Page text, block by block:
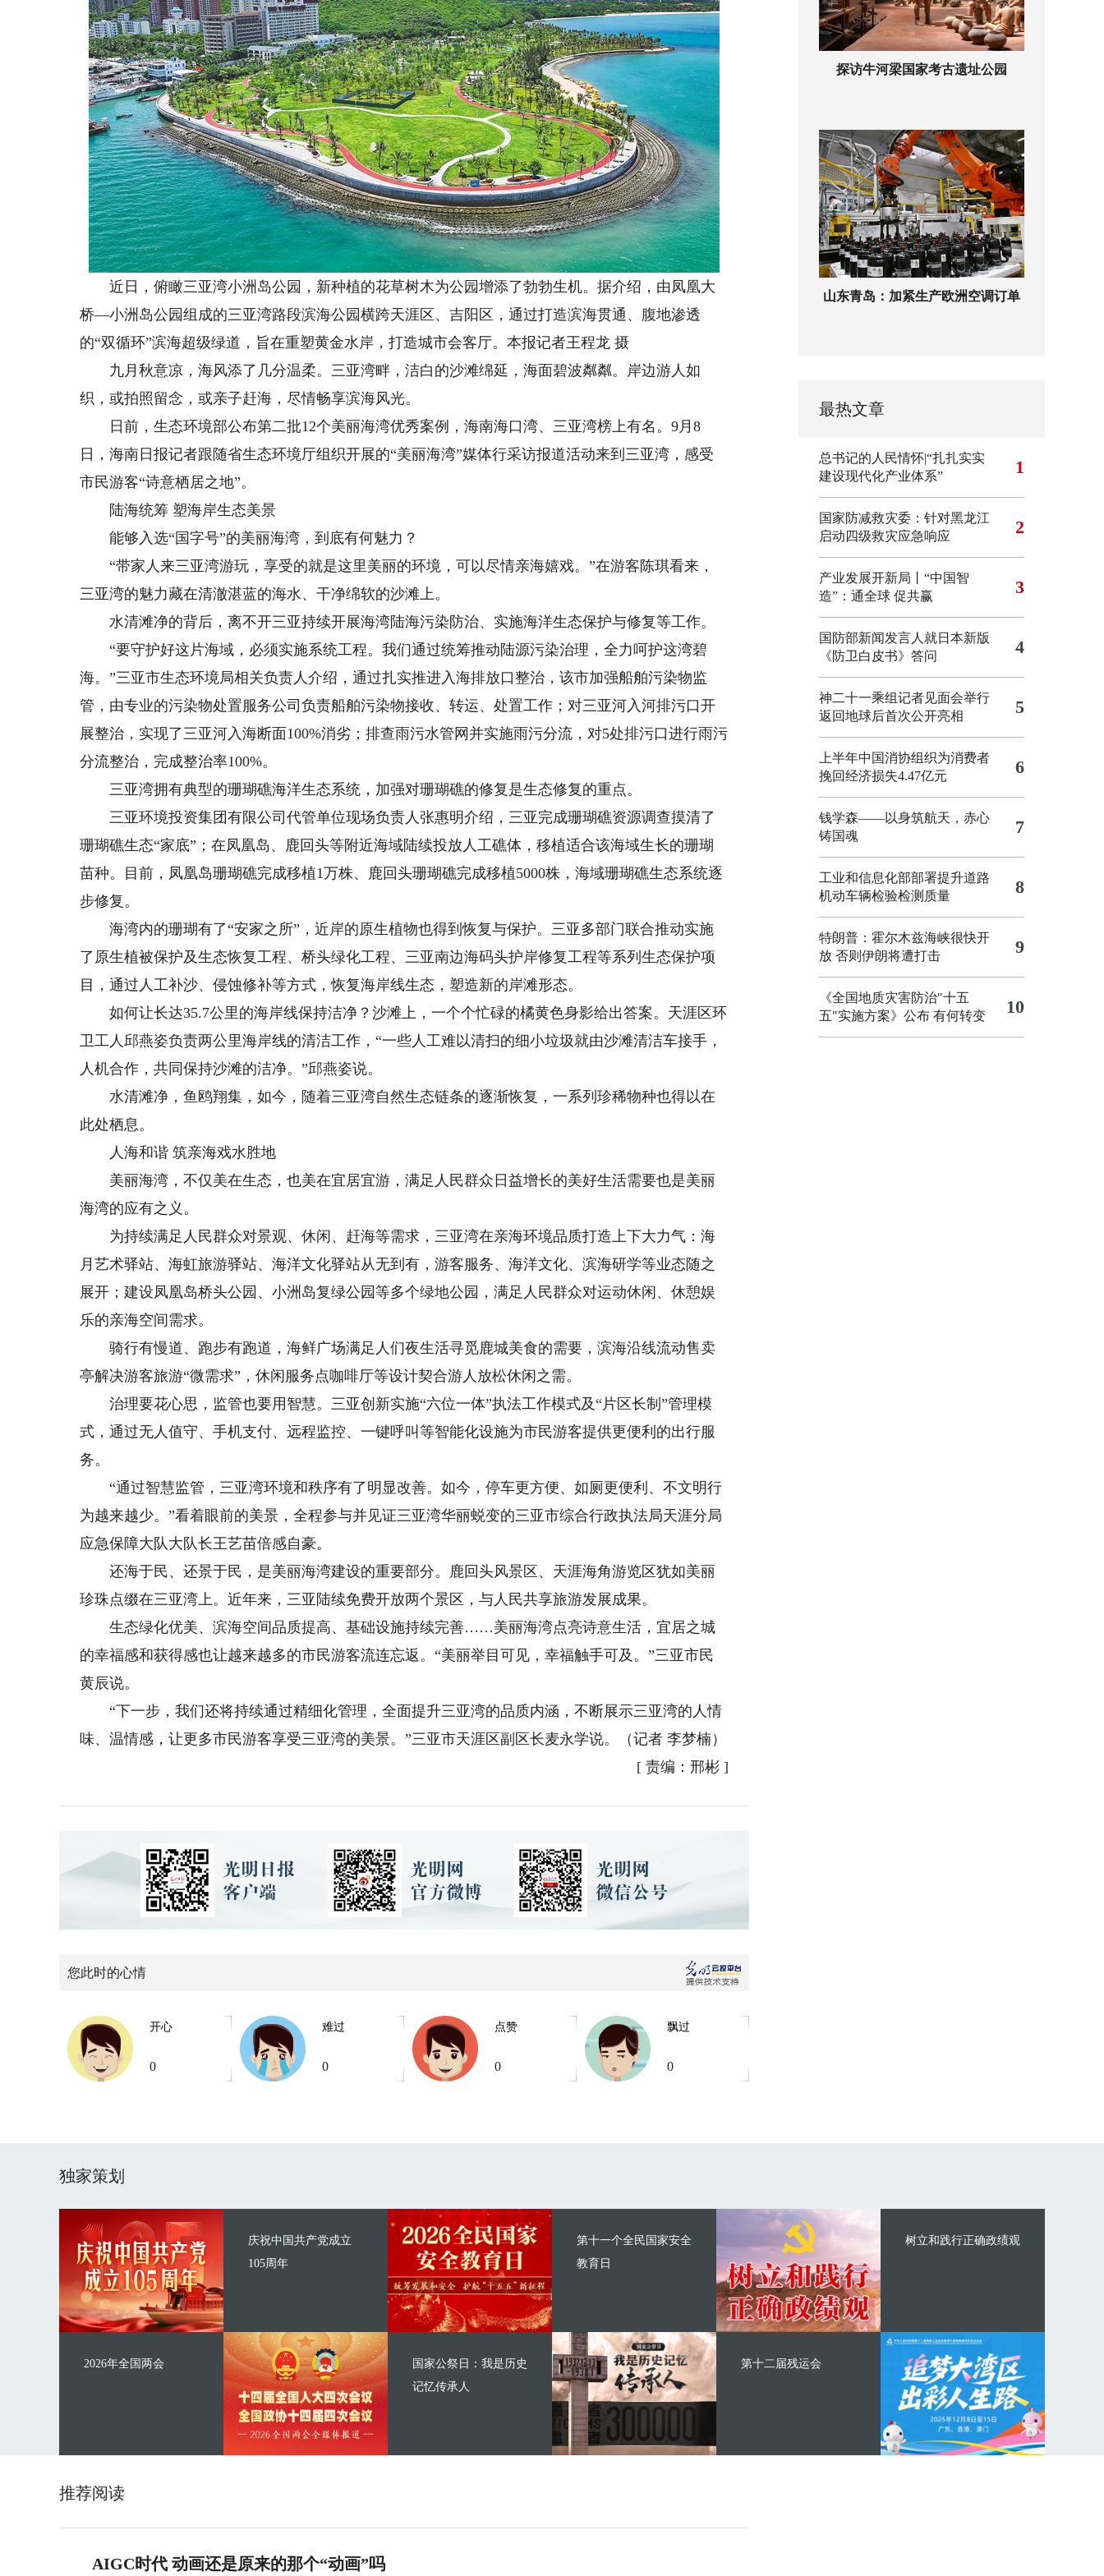
近日，俯瞰三亚湾小洲岛公园，新种植的花草树木为公园增添了勃勃生机。据介绍，由凤凰大
桥—小洲岛公园组成的三亚湾路段滨海公园横跨天涯区、吉阳区，通过打造滨海贯通、腹地渗透
的“双循环”滨海超级绿道，旨在重塑黄金水岸，打造城市会客厅。本报记者王程龙 摄
九月秋意凉，海风添了几分温柔。三亚湾畔，洁白的沙滩绵延，海面碧波粼粼。岸边游人如
织，或拍照留念，或亲子赶海，尽情畅享滨海风光。
日前，生态环境部公布第二批12个美丽海湾优秀案例，海南海口湾、三亚湾榜上有名。9月8
日，海南日报记者跟随省生态环境厅组织开展的“美丽海湾”媒体行采访报道活动来到三亚湾，感受
市民游客“诗意栖居之地”。
陆海统筹 塑海岸生态美景
能够入选“国字号”的美丽海湾，到底有何魅力？
“带家人来三亚湾游玩，享受的就是这里美丽的环境，可以尽情亲海嬉戏。”在游客陈琪看来，
三亚湾的魅力藏在清澈湛蓝的海水、干净绵软的沙滩上。
水清滩净的背后，离不开三亚持续开展海湾陆海污染防治、实施海洋生态保护与修复等工作。
“要守护好这片海域，必须实施系统工程。我们通过统筹推动陆源污染治理，全力呵护这湾碧
海。”三亚市生态环境局相关负责人介绍，通过扎实推进入海排放口整治，该市加强船舶污染物监
管，由专业的污染物处置服务公司负责船舶污染物接收、转运、处置工作；对三亚河入河排污口开
展整治，实现了三亚河入海断面100%消劣；排查雨污水管网并实施雨污分流，对5处排污口进行雨污
分流整治，完成整治率100%。
三亚湾拥有典型的珊瑚礁海洋生态系统，加强对珊瑚礁的修复是生态修复的重点。
三亚环境投资集团有限公司代管单位现场负责人张惠明介绍，三亚完成珊瑚礁资源调查摸清了
珊瑚礁生态“家底”；在凤凰岛、鹿回头等附近海域陆续投放人工礁体，移植适合该海域生长的珊瑚
苗种。目前，凤凰岛珊瑚礁完成移植1万株、鹿回头珊瑚礁完成移植5000株，海域珊瑚礁生态系统逐
步修复。
海湾内的珊瑚有了“安家之所”，近岸的原生植物也得到恢复与保护。三亚多部门联合推动实施
了原生植被保护及生态恢复工程、桥头绿化工程、三亚南边海码头护岸修复工程等系列生态保护项
目，通过人工补沙、侵蚀修补等方式，恢复海岸线生态，塑造新的岸滩形态。
如何让长达35.7公里的海岸线保持洁净？沙滩上，一个个忙碌的橘黄色身影给出答案。天涯区环
卫工人邱燕姿负责两公里海岸线的清洁工作，“一些人工难以清扫的细小垃圾就由沙滩清洁车接手，
人机合作，共同保持沙滩的洁净。”邱燕姿说。
水清滩净，鱼鸥翔集，如今，随着三亚湾自然生态链条的逐渐恢复，一系列珍稀物种也得以在
此处栖息。
人海和谐 筑亲海戏水胜地
美丽海湾，不仅美在生态，也美在宜居宜游，满足人民群众日益增长的美好生活需要也是美丽
海湾的应有之义。
为持续满足人民群众对景观、休闲、赶海等需求，三亚湾在亲海环境品质打造上下大力气：海
月艺术驿站、海虹旅游驿站、海洋文化驿站从无到有，游客服务、海洋文化、滨海研学等业态随之
展开；建设凤凰岛桥头公园、小洲岛复绿公园等多个绿地公园，满足人民群众对运动休闲、休憩娱
乐的亲海空间需求。
骑行有慢道、跑步有跑道，海鲜广场满足人们夜生活寻觅鹿城美食的需要，滨海沿线流动售卖
亭解决游客旅游“微需求”，休闲服务点咖啡厅等设计契合游人放松休闲之需。
治理要花心思，监管也要用智慧。三亚创新实施“六位一体”执法工作模式及“片区长制”管理模
式，通过无人值守、手机支付、远程监控、一键呼叫等智能化设施为市民游客提供更便利的出行服
务。
“通过智慧监管，三亚湾环境和秩序有了明显改善。如今，停车更方便、如厕更便利、不文明行
为越来越少。”看着眼前的美景，全程参与并见证三亚湾华丽蜕变的三亚市综合行政执法局天涯分局
应急保障大队大队长王艺苗倍感自豪。
还海于民、还景于民，是美丽海湾建设的重要部分。鹿回头风景区、天涯海角游览区犹如美丽
珍珠点缀在三亚湾上。近年来，三亚陆续免费开放两个景区，与人民共享旅游发展成果。
生态绿化优美、滨海空间品质提高、基础设施持续完善……美丽海湾点亮诗意生活，宜居之城
的幸福感和获得感也让越来越多的市民游客流连忘返。“美丽举目可见，幸福触手可及。”三亚市民
黄辰说。
“下一步，我们还将持续通过精细化管理，全面提升三亚湾的品质内涵，不断展示三亚湾的人情
味、温情感，让更多市民游客享受三亚湾的美景。”三亚市天涯区副区长麦永学说。
（记者 李梦楠）
[ 责编：邢彬]
您此时的心情
开心
0
难过
0
点赞
0
飘过
0
探访牛河梁国家考古遗址公园
山东青岛：加紧生产欧洲空调订单
最热文章
总书记的人民情怀|“扎扎实实
建设现代化产业体系”
1
国家防减救灾委：针对黑龙江
启动四级救灾应急响应
2
产业发展开新局丨“中国智
造”：通全球 促共赢
3
国防部新闻发言人就日本新版
《防卫白皮书》答问
4
神二十一乘组记者见面会举行
返回地球后首次公开亮相
5
上半年中国消协组织为消费者
挽回经济损失4.47亿元
6
钱学森——以身筑航天，赤心
铸国魂
7
工业和信息化部部署提升道路
机动车辆检验检测质量
8
特朗普：霍尔木兹海峡很快开
放 否则伊朗将遭打击
9
《全国地质灾害防治"十五
五"实施方案》公布 有何转变
10
独家策划
庆祝中国共产党成立
105周年
2026年全国两会
第十一个全民国家安全
教育日
国家公祭日：我是历史
记忆传承人
树立和践行正确政绩观
第十二届残运会
推荐阅读
AIGC时代 动画还是原来的那个“动画”吗